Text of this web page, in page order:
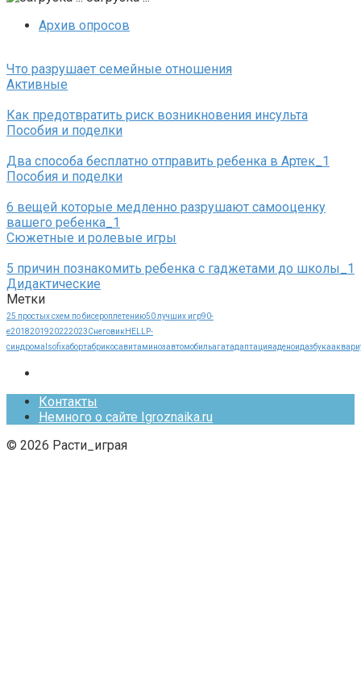
Архив опросов
Что разрушает семейные отношения
Активные
Как предотвратить риск возникновения инсульта
Пособия и поделки
Два способа бесплатно отправить ребенка в Артек_1
Пособия и поделки
6 вещей которые медленно разрушают самооценку
вашего ребенка_1
Сюжетные и ролевые игры
5 причин познакомить ребенка с гаджетами до школы_1
Дидактические
Метки
25 простых схем по бисероплетению50 лучших игр90-
е2018201920222023CнеговикHELLP-
синдрома Isofixабортабрикосавитаминозавтомобильагатадаптацияаденоидазбука
Контакты
Немного о сайте Igroznaika.ru
© 2026 Расти_играя